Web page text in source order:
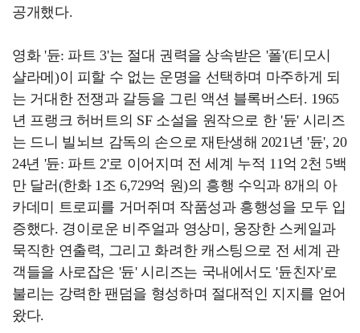
공개했다.
영화 '듄: 파트 3'는 절대 권력을 상속받은 '폴'(티모시
샬라메)이 피할 수 없는 운명을 선택하며 마주하게 되
는 거대한 전쟁과 갈등을 그린 액션 블록버스터. 1965
년 프랭크 허버트의 SF 소설을 원작으로 한 '듄' 시리즈
는 드니 빌뇌브 감독의 손으로 재탄생해 2021년 '듄', 20
24년 '듄: 파트 2'로 이어지며 전 세계 누적 11억 2천 5백
만 달러(한화 1조 6,729억 원)의 흥행 수익과 8개의 아
카데미 트로피를 거머쥐며 작품성과 흥행성을 모두 입
증했다. 경이로운 비주얼과 영상미, 웅장한 스케일과
묵직한 연출력, 그리고 화려한 캐스팅으로 전 세계 관
객들을 사로잡은 '듄' 시리즈는 국내에서도 '듄친자'로
불리는 강력한 팬덤을 형성하며 절대적인 지지를 얻어
왔다.